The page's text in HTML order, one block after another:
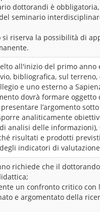
dottorandi è
seminario
riserva la possibilità di
all'inizio del primo
bibliografica, sul
e uno esterno a
dovrà formare
l’argomento
analiticamente
analisi delle informazioni),
risultati e prodotti
indicatori di
richiede che il
un confronto critico
e argomentato della